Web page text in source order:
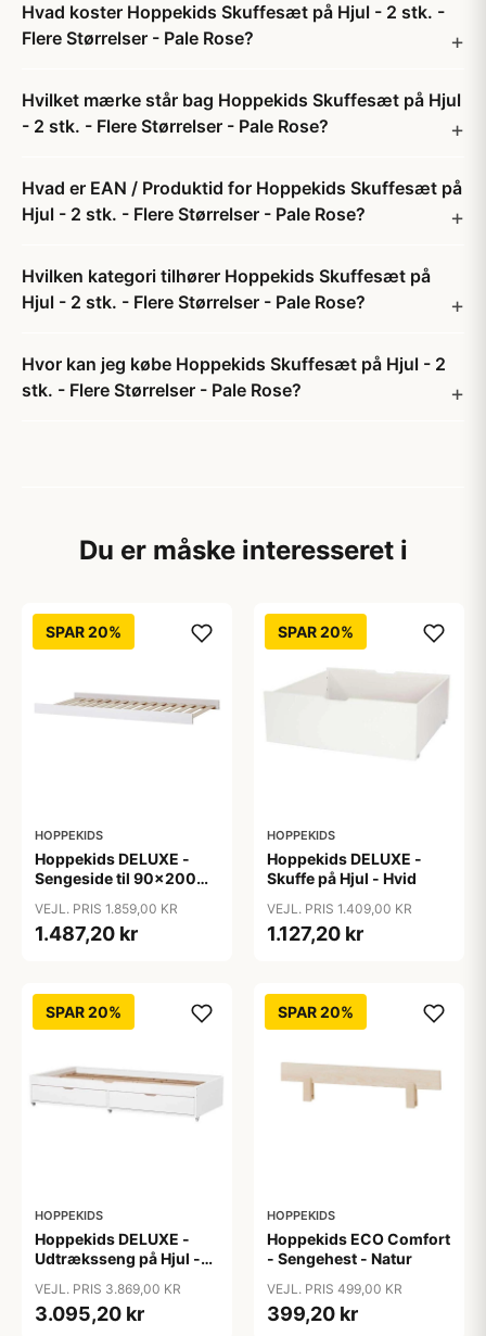
Hvad koster Hoppekids Skuffesæt på Hjul - 2 stk. -
Flere Størrelser - Pale Rose?
Hvilket mærke står bag Hoppekids Skuffesæt på Hjul
- 2 stk. - Flere Størrelser - Pale Rose?
Hvad er EAN / Produktid for Hoppekids Skuffesæt på
Hjul - 2 stk. - Flere Størrelser - Pale Rose?
Hvilken kategori tilhører Hoppekids Skuffesæt på
Hjul - 2 stk. - Flere Størrelser - Pale Rose?
Hvor kan jeg købe Hoppekids Skuffesæt på Hjul - 2
stk. - Flere Størrelser - Pale Rose?
Du er måske interesseret i
SPAR 20%
HOPPEKIDS
Hoppekids DELUXE -
Sengeside til 90x200
VEJL. PRIS 1.859,00 KR
1.487,20 kr
SPAR 20%
HOPPEKIDS
Hoppekids DELUXE -
Skuffe på Hjul - Hvid
VEJL. PRIS 1.409,00 KR
1.127,20 kr
SPAR 20%
HOPPEKIDS
Hoppekids DELUXE -
Udtræksseng på Hjul -
VEJL. PRIS 3.869,00 KR
3.095,20 kr
SPAR 20%
HOPPEKIDS
Hoppekids ECO Comfort
- Sengehest - Natur
VEJL. PRIS 499,00 KR
399,20 kr